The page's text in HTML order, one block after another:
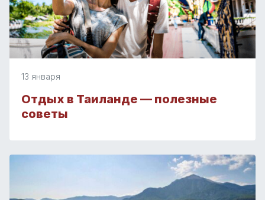
13 января
Отдых в Таиланде — полезные
советы